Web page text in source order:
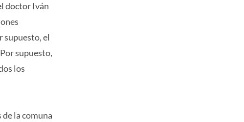
doctor Iván
supuesto, el
supuesto,
los
la comuna